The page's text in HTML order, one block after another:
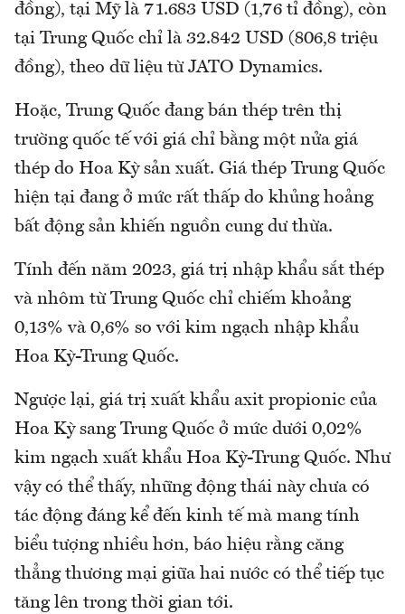
đồng), tại Mỹ là 71.683 USD (1,76 tỉ đồng), còn
tại Trung Quốc chỉ là 32.842 USD (806,8 triệu
đồng), theo dữ liệu từ JATO Dynamics.
Hoặc, Trung Quốc đang bán thép trên thị
trường quốc tế với giá chỉ bằng một nửa giá
thép do Hoa Kỳ sản xuất. Giá thép Trung Quốc
hiện tại đang ở mức rất thấp do khủng hoảng
bất động sản khiến nguồn cung dư thừa.
Tính đến năm 2023, giá trị nhập khẩu sắt thép
và nhôm từ Trung Quốc chỉ chiếm khoảng
0,13% và 0,6% so với kim ngạch nhập khẩu
Hoa Kỳ-Trung Quốc.
Ngược lại, giá trị xuất khẩu axit propionic của
Hoa Kỳ sang Trung Quốc ở mức dưới 0,02%
kim ngạch xuất khẩu Hoa Kỳ-Trung Quốc. Như
vậy có thể thấy, những động thái này chưa có
tác động đáng kể đến kinh tế mà mang tính
biểu tượng nhiều hơn, báo hiệu rằng căng
thẳng thương mại giữa hai nước có thể tiếp tục
tăng lên trong thời gian tới.